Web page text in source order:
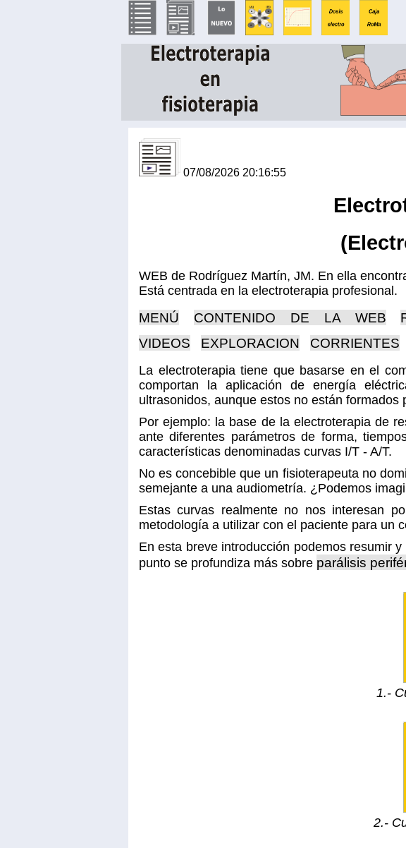
07/08/2026 20:16:55
WEB de Rodríguez Martín, JM. En ella
Está centrada en la electroterapia profesional.
MENÚ CONTENIDO DE LA WEB
VIDEOS
EXPLORACION CORRIENTES
La electroterapia tiene que basarse en el
comportan la aplicación de energía
ultrasonidos, aunque estos no están formados
Por ejemplo: la base de la electroterapia de
ante diferentes parámetros de forma,
características denominadas curvas I/T - A/T.
No es concebible que un fisioterapeuta no
semejante a una audiometría. ¿Podemos
Estas curvas realmente no nos interesan
metodología a utilizar con el paciente para un
En esta breve introducción podemos resumir
punto se profundiza más sobre parálisis
1.-
2.-